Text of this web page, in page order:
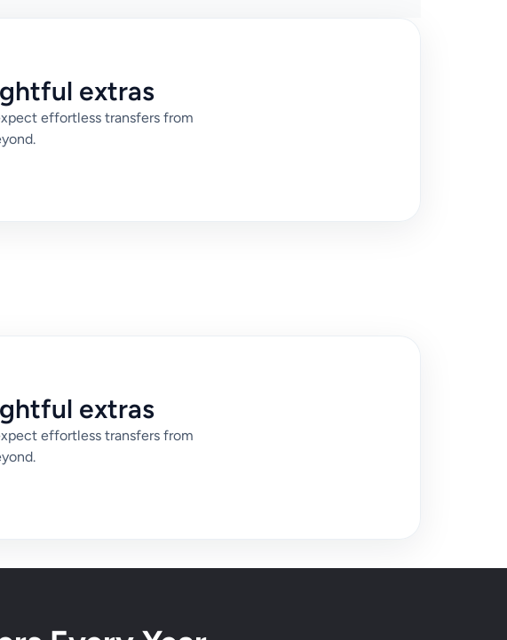
extras
effortless transfers from
extras
effortless transfers from